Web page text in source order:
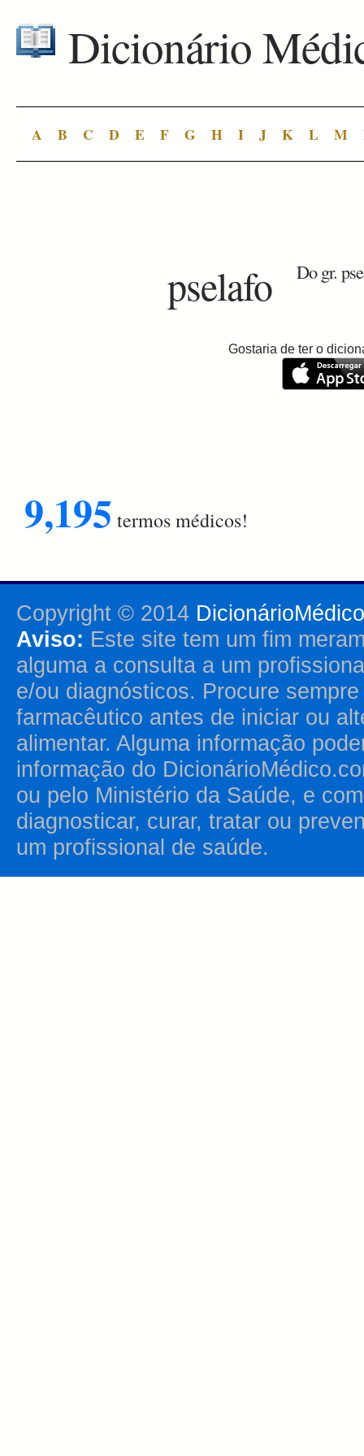
Dicionário
A B C D E F G H I J K L M
pselafo Do gr.
Gostaria de ter o
9,195 termos médicos!
Copyright © 2014
Aviso: Este site tem um fim
alguma a consulta a um
e/ou diagnósticos. Procure
farmacêutico antes de iniciar ou
alimentar. Alguma informação
informação do
ou pelo Ministério da Saúde, e
diagnosticar, curar, tratar ou
um profissional de saúde.